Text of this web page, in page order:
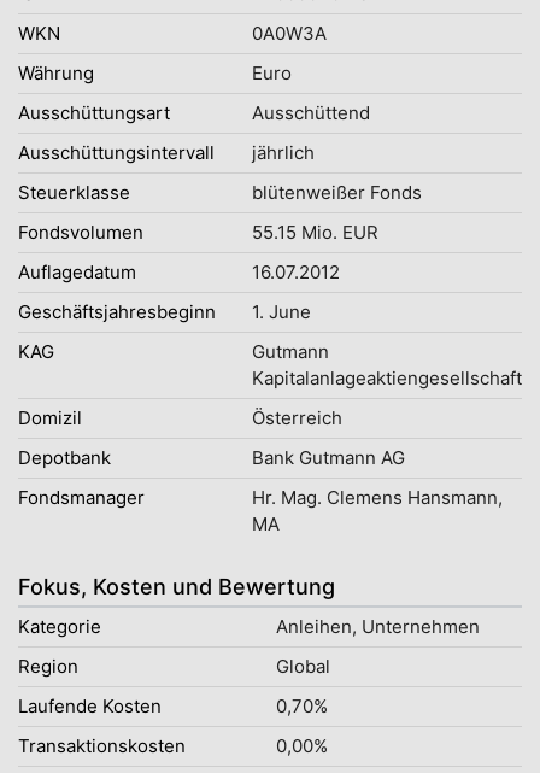
WKN
0A0W3A
Währung
Euro
Ausschüttungsart
Ausschüttend
Ausschüttungsintervall
jährlich
Steuerklasse
blütenweißer Fonds
Fondsvolumen
55.15 Mio. EUR
Auflagedatum
16.07.2012
Geschäftsjahresbeginn
1. June
KAG
Gutmann
Kapitalanlageaktiengesellschaft
Domizil
Österreich
Depotbank
Bank Gutmann AG
Fondsmanager
Hr. Mag. Clemens Hansmann,
MA
Fokus, Kosten und Bewertung
Kategorie
Anleihen, Unternehmen
Region
Global
Laufende Kosten
0,70%
Transaktionskosten
0,00%